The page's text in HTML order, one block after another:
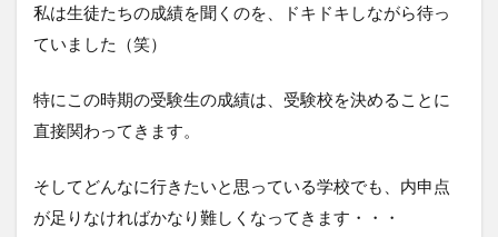
私は生徒たちの成績を聞くのを、ドキドキしながら待っ
ていました（笑）
特にこの時期の受験生の成績は、受験校を決めることに
直接関わってきます。
そしてどんなに行きたいと思っている学校でも、内申点
が足りなければかなり難しくなってきます・・・